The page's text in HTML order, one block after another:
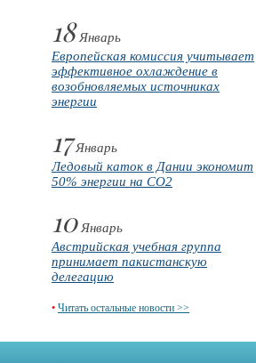
18Январь
Европейская комиссия учитывает
эффективное охлаждение в
возобновляемых источниках
энергии
17Январь
Ледовый каток в Дании экономит
50% энергии на CO2
10Январь
Австрийская учебная группа
принимает пакистанскую
делегацию
• Читать остальные новости >>